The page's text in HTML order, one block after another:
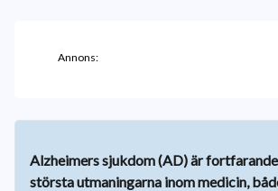
Annons:
Alzheimers sjukdom (AD) är fortfarande
största utmaningarna inom medicin,